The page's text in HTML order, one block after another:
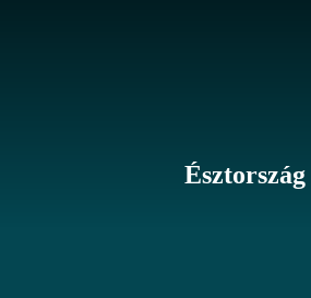
Észtország